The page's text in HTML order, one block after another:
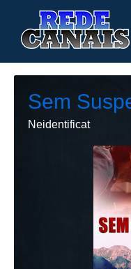
Sem
Neidentificat